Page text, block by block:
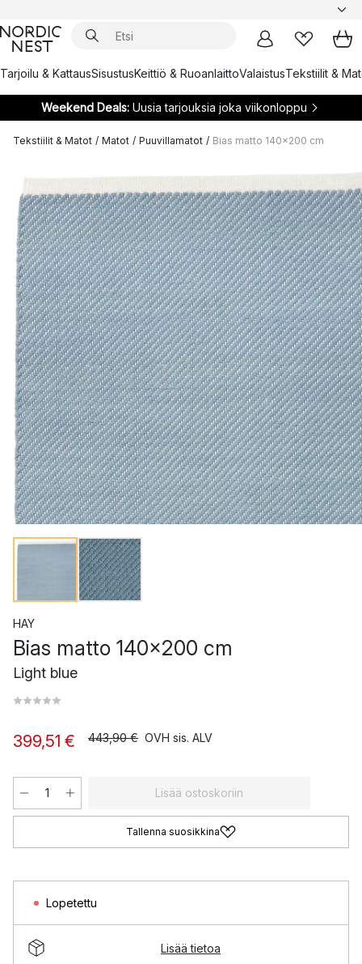
Tarjoilu & KattausSisustusKeittiö & RuoanlaittoValaistusTekstiilit &
Weekend Deals:Uusia tarjouksia joka viikonloppu
Tekstiilit & Matot / Matot / Puuvillamatot / Bias matto 140x200 cm
HAY
Bias matto 140x200 cm
Light blue
399,51 € 443,90 € OVH sis. ALV
Lisää ostoskoriin
Tallenna suosikkina
Lopetettu
Lisää tietoa